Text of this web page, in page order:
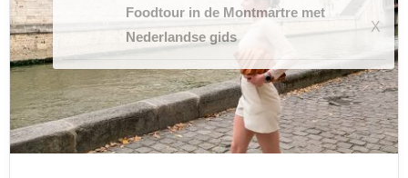
Foodtour in de Montmartre met
Nederlandse gids
X